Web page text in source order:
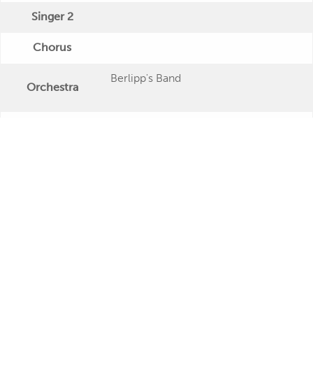
Singer 2
Chorus
Orchestra
Berlipp's Band